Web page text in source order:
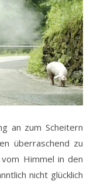
an zum Scheitern
überraschend zu
Himmel in den
nicht glücklich